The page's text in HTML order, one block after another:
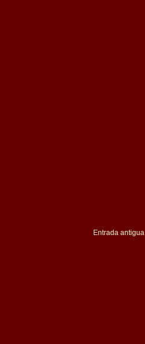
Entrada antigua